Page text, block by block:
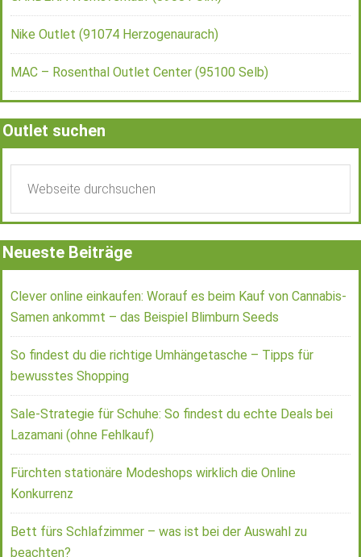
Nike Outlet (91074 Herzogenaurach)
MAC – Rosenthal Outlet Center (95100 Selb)
Outlet suchen
Neueste Beiträge
Clever online einkaufen: Worauf es beim Kauf von Cannabis-
Samen ankommt – das Beispiel Blimburn Seeds
So findest du die richtige Umhängetasche – Tipps für
bewusstes Shopping
Sale-Strategie für Schuhe: So findest du echte Deals bei
Lazamani (ohne Fehlkauf)
Fürchten stationäre Modeshops wirklich die Online
Konkurrenz
Bett fürs Schlafzimmer – was ist bei der Auswahl zu
beachten?